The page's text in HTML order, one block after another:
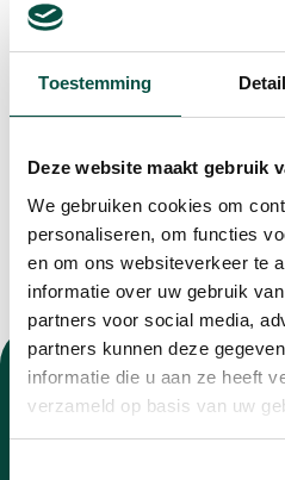
Toestemming
Deze website maakt gebruik
We gebruiken cookies om
personaliseren, om functies
en om ons websiteverkeer te
informatie over uw gebruik
partners voor social media,
partners kunnen deze
informatie die u aan ze heeft
verzameld op basis van uw